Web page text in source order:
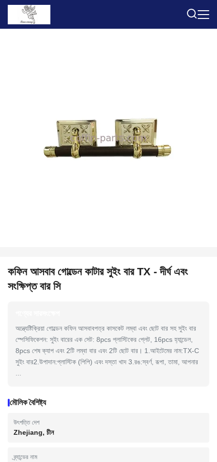
কফিন আসবাব গোল্ডেন কাটার সুইং বার TX - দীর্ঘ এবং
সংক্ষিপ্ত বার সি
অন্ত্যেষ্টিক্রিয়া গোল্ডেন কফিন আসবাবপত্র কাসকেট লম্বা এবং ছোট বার সহ সুইং বার
স্পেসিফিকেশন: সুইং বারের এক সেট: 8pcs প্লাস্টিকের প্লেট, 16pcs হ্যান্ডেল,
8pcs শেষ ক্যাপ এবং 2টি লম্বা বার এবং 2টি ছোট বার। 1.আইটেমের নাম:TX-C
সুইং বার2.উপাদান:প্লাস্টিক (পিপি) এবং দস্তা খাদ 3.রঙ:স্বর্ণ, রূপা, তামা, আপনার
মৌলিক বৈশিষ্ট্য
উৎপত্তি দেশ
Zhejiang, চীন
ব্র্যান্ডের নাম